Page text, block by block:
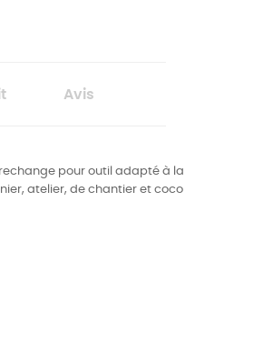
Avis
pour outil adapté à la
atelier, de chantier et coco